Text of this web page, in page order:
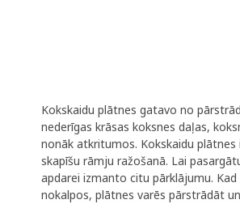
Kokskaidu plātnes gatavo no
nederīgas krāsas koksnes daļas,
nonāk atkritumos. Kokskaidu
skapīšu rāmju ražošanā. Lai
apdarei izmanto citu pārklājumu.
nokalpos, plātnes varēs pārstrādāt